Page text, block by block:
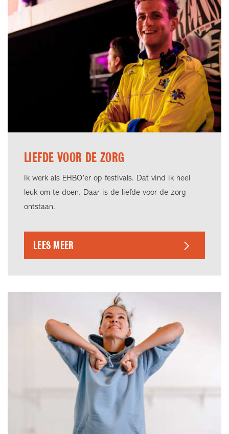
LIEFDE VOOR DE ZORG
Ik werk als EHBO’er op festivals. Dat vind ik heel
leuk om te doen. Daar is de liefde voor de zorg
ontstaan.
LEES MEER